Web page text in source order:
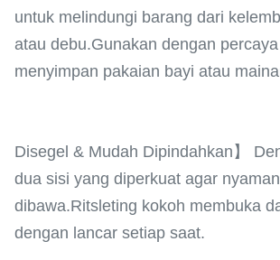
untuk melindungi barang dari
atau debu.Gunakan dengan
menyimpan pakaian bayi atau
Disegel & Mudah Dipindahkan】
dua sisi yang diperkuat agar nyaman
dibawa.Ritsleting kokoh membuka
dengan lancar setiap saat.